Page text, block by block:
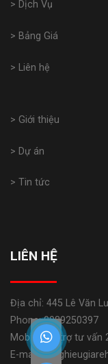
> Dịch Vụ
> Bảng Giá
> Liên hệ
> Giới thiệu
> Dự án
> Tin tức
LIÊN HỆ
Địa chỉ: 445 Lê Văn
Phone: 0989250397
Mobile: Hỗ trợ tư vấn
E-mail: